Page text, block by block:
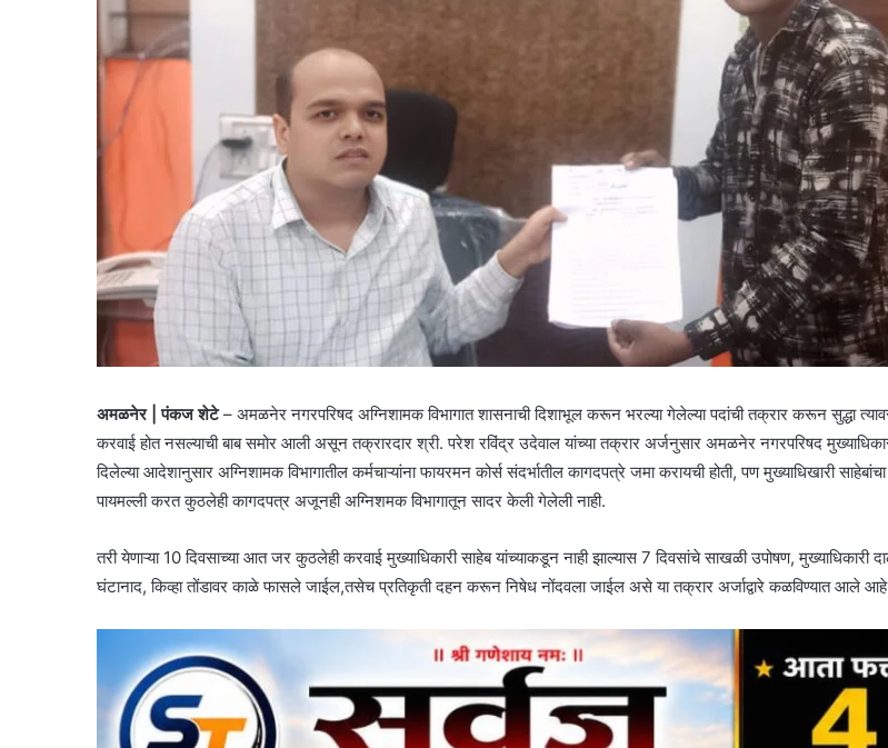
अमळनेर | पंकज शेटे– अमळनेर नगरपरिषद अग्निशामक विभागात शासनाची दिशाभूल करून भरल्या गेलेल्या पदांची तक्रार करून सुद्धा
करवाई होत नसल्याची बाब समोर आली असून तक्रारदार श्री. परेश रविंद्र उदेवाल यांच्या तक्रार अर्जनुसार अमळनेर नगरपरिषद
दिलेल्या आदेशानुसार अग्निशामक विभागातील कर्मचाऱ्यांना फायरमन कोर्स संदर्भातील कागदपत्रे जमा करायची होती, पण मुख्याधिखारी
पायमल्ली करत कुठलेही कागदपत्र अजूनही अग्निशमक विभागातून सादर केली गेलेली नाही.
तरी येणाऱ्या 10 दिवसाच्या आत जर कुठलेही करवाई मुख्याधिकारी साहेब यांच्याकडून नाही झाल्यास 7 दिवसांचे साखळी उपोषण, मुख्याधिकारी
घंटानाद, किव्हा तोंडावर काळे फासले जाईल,तसेच प्रतिकृती दहन करून निषेध नोंदवला जाईल असे या तक्रार अर्जाद्वारे कळविण्यात आले